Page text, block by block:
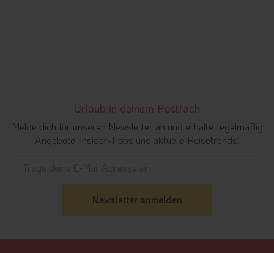
Urlaub in deinem Postfach
Melde dich für unseren Newsletter an und erhalte regelmäßig
Angebote, Insider-Tipps und aktuelle Reisetrends.